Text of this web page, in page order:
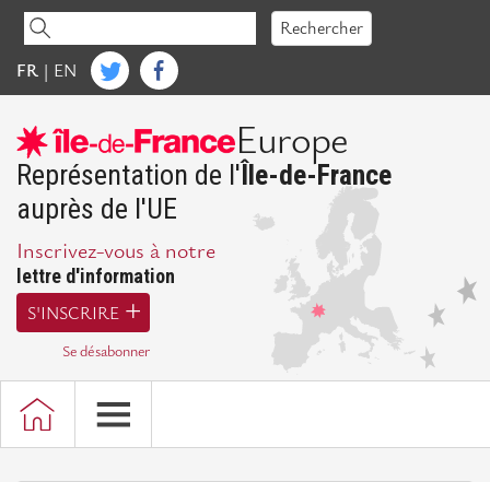
Accéder
contenu
Rechercher
FR | EN
Europe
Représentation de l'Île-de-France
auprès de l'UE
Inscrivez-vous à notre
lettre d'information
S'INSCRIRE
Se désabonner
IdFE
Mot
de
la
Présidente
Présentation
d'IdFE
Missions
Bureau,
Conseil
d'administration